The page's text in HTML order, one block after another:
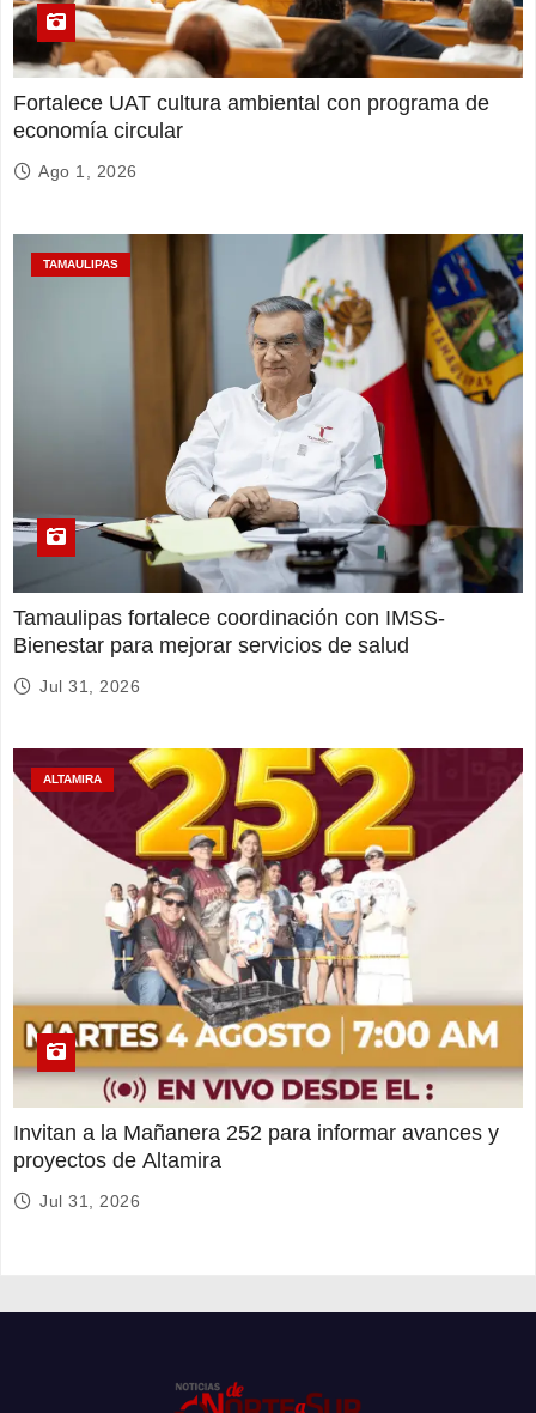
Fortalece UAT cultura ambiental con programa de
economía circular
Ago 1, 2026
TAMAULIPAS
Tamaulipas fortalece coordinación con IMSS-
Bienestar para mejorar servicios de salud
Jul 31, 2026
ALTAMIRA
Invitan a la Mañanera 252 para informar avances y
proyectos de Altamira
Jul 31, 2026